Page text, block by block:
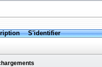
S'identifier